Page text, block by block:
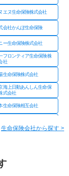
エヌ生命保険株式会社
会社かんぽ生命保険
ー生命保険株式会社
フロンティア生命保険株
社
生命保険株式会社
海上日動あんしん生命保
式会社
生命保険相互会社
トライフ生命保険株式会
生命保険会社から探す >